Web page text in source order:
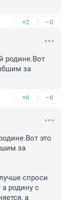
+2 –0
родине.Вот
за
+6 –6
это
за
спроси
родину с
а